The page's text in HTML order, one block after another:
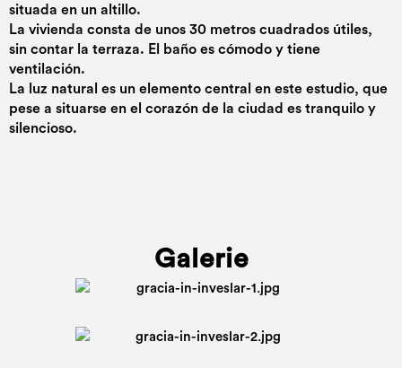
situada en un altillo.
La vivienda consta de unos 30 metros cuadrados útiles,
sin contar la terraza. El baño es cómodo y tiene
ventilación.
La luz natural es un elemento central en este estudio, que
pese a situarse en el corazón de la ciudad es tranquilo y
silencioso.
Galerie